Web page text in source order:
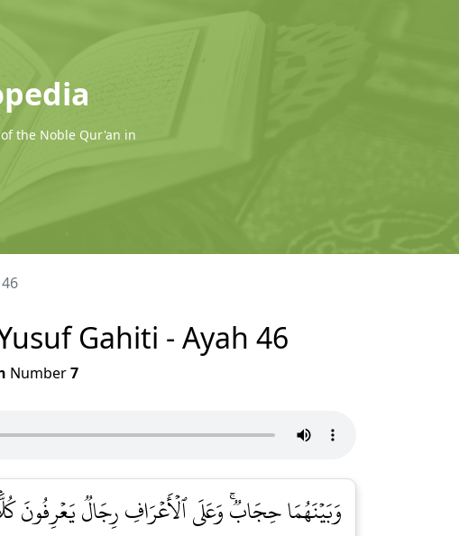
the Noble Qur'an in
Gahiti - Ayah 46
Number7
وَبَيۡنَهُمَا حِجَابٞۚ وَعَلَى ٱلۡأَعۡرَافِ رِجَالٞ يَعۡرِفُونَ